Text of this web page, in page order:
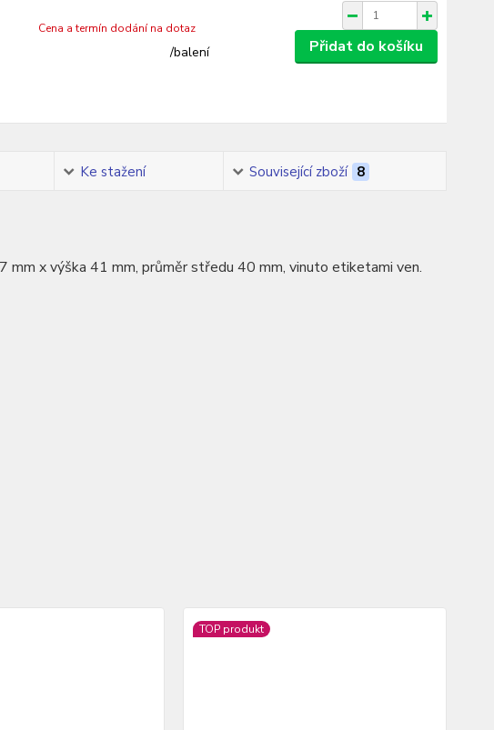
/balení
Cena a termín dodání na dotaz
Přidat do košíku
Ke stažení Související zboží 8
x výška 41 mm, průměr středu 40 mm, vinuto etiketami ven.
TOP produkt